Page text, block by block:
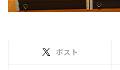
ポスト